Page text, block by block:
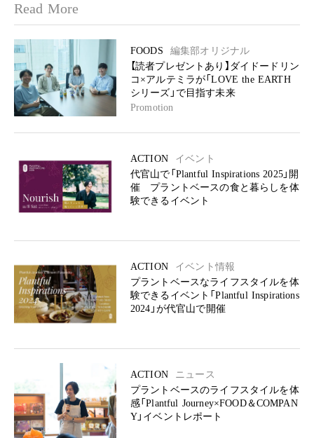
Read More
FOODS
編集部オリジナル
【読者プレゼントあり】ダイドードリン
コ×アルテミラが「LOVE the EARTH
シリーズ」で目指す未来
Promotion
ACTION
イベント
代官山で「Plantful Inspirations 2025」開
催 プラントベースの食と暮らしを体
験できるイベント
ACTION
イベント情報
プラントベースなライフスタイルを体
験できるイベント「Plantful Inspirations
2024」が代官山で開催
ACTION
ニュース
プラントベースのライフスタイルを体
感「Plantful Journey×FOOD＆COMPAN
Y」イベントレポート